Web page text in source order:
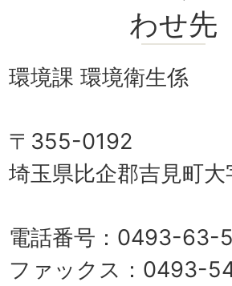
わせ先
環境課 環境衛生係
〒355-0192
埼玉県比企郡吉見町
電話番号：0493-63-
ファックス：0493-